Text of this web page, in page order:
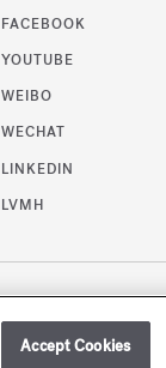
FACEBOOK
YOUTUBE
WEIBO
WECHAT
LINKEDIN
LVMH
Accept Cookies